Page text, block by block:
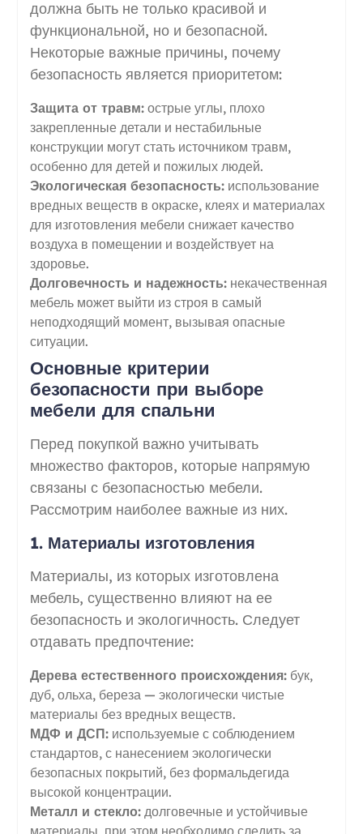
должна быть не только красивой и
функциональной, но и безопасной.
Некоторые важные причины, почему
безопасность является приоритетом:
Защита от травм:острые углы, плохо
закрепленные детали и нестабильные
конструкции могут стать источником травм,
особенно для детей и пожилых людей.
Экологическая безопасность:использование
вредных веществ в окраске, клеях и материалах
для изготовления мебели снижает качество
воздуха в помещении и воздействует на
здоровье.
Долговечность и надежность:некачественная
мебель может выйти из строя в самый
неподходящий момент, вызывая опасные
ситуации.
Основные критерии
безопасности при выборе
мебели для спальни
Перед покупкой важно учитывать
множество факторов, которые напрямую
связаны с безопасностью мебели.
Рассмотрим наиболее важные из них.
1. Материалы изготовления
Материалы, из которых изготовлена
мебель, существенно влияют на ее
безопасность и экологичность. Следует
отдавать предпочтение:
Дерева естественного происхождения:бук,
дуб, ольха, береза — экологически чистые
материалы без вредных веществ.
МДФ и ДСП:используемые с соблюдением
стандартов, с нанесением экологически
безопасных покрытий, без формальдегида
высокой концентрации.
Металл и стекло:долговечные и устойчивые
материалы, при этом необходимо следить за